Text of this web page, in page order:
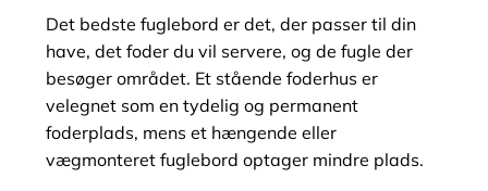
Det bedste fuglebord er det, der passer til din
have, det foder du vil servere, og de fugle der
besøger området. Et stående foderhus er
velegnet som en tydelig og permanent
foderplads, mens et hængende eller
vægmonteret fuglebord optager mindre plads.